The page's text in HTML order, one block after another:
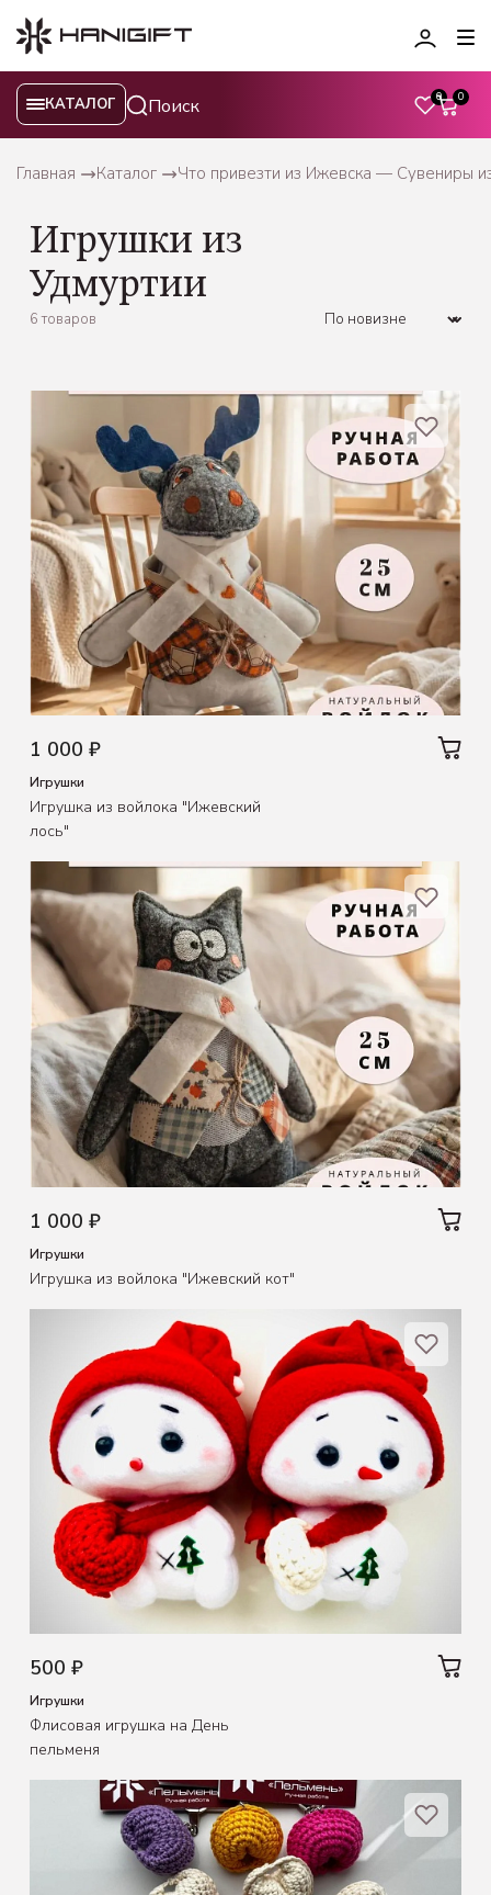
КАТАЛОГ 0 0
Главная Каталог Что привезти из Ижевска — Сувениры
Игрушки из
Удмуртии
6 товаров
1 000 ₽
Игрушки
Игрушка из войлока "Ижевский
лось"
1 000 ₽
Игрушки
Игрушка из войлока "Ижевский кот"
500 ₽
Игрушки
Флисовая игрушка на День
пельменя